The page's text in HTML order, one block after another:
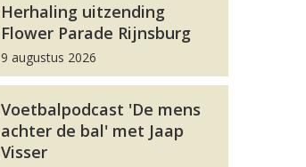
Herhaling uitzending
Flower Parade Rijnsburg
9 augustus 2026
Voetbalpodcast 'De mens
achter de bal' met Jaap
Visser